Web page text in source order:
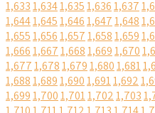
1,6331,6341,6351,6361,637
1,6441,6451,6461,6471,648
1,6551,6561,6571,6581,659
1,6661,6671,6681,6691,670
1,6771,6781,6791,6801,681
1,6881,6891,6901,6911,692
1,6991,7001,7011,7021,703